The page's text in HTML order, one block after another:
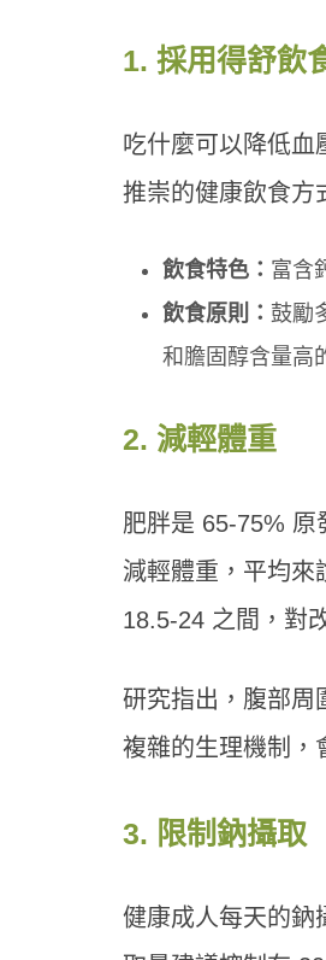
1. 採用得舒飲
吃什麼可以降低血
推崇的健康飲食方
飲食特色： 富含
飲食原則： 鼓勵
和膽固醇含量高
2. 減輕體重
肥胖是 65-75% 原
減輕體重，平均
18.5-24 之間，對
研究指出，腹部周
複雜的生理機制，
3. 限制鈉攝取
健康成人每天的鈉